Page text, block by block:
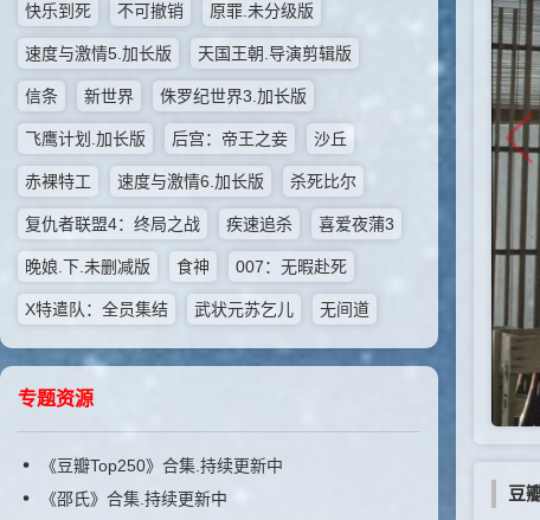
快乐到死 不可撤销 原罪.未分级版
速度与激情5.加长版 天国王朝.导演剪辑版
信条 新世界 侏罗纪世界3.加长版
飞鹰计划.加长版 后宫：帝王之妾 沙丘
赤裸特工 速度与激情6.加长版 杀死比尔
复仇者联盟4：终局之战 疾速追杀 喜爱夜蒲3
晚娘.下.未删减版 食神 007：无暇赴死
X特遣队：全员集结 武状元苏乞儿 无间道
专题资源
《豆瓣Top250》合集.持续更新中
《邵氏》合集.持续更新中
豆